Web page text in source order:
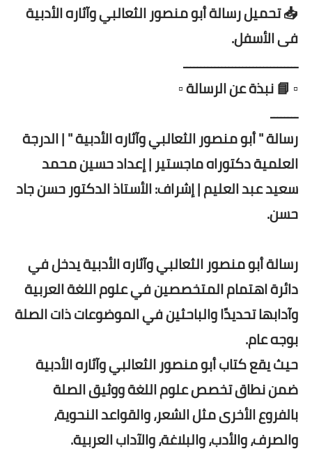
📥 تحميل رسالة أبو منصور الثعالبي وآثاره الأدبية
فى الأسفل.
ـــــــــــــــــــــــــــــــــ
▫️ 📘 نبذة عن الرسالة ▫️
ــــــــ
رسالة " أبو منصور الثعالبي وآثاره الأدبية " | الدرجة
العلمية دكتوراه ماجستير | إعداد حسين محمد
سعيد عبد العليم | إشراف: الأستاذ الدكتور حسن جاد
حسن.
رسالة أبو منصور الثعالبي وآثاره الأدبية يدخل في
دائرة اهتمام المتخصصين في علوم اللغة العربية
وآدابها تحديدًا والباحثين في الموضوعات ذات الصلة
بوجه عام.
حيث يقع كتاب أبو منصور الثعالبي وآثاره الأدبية
ضمن نطاق تخصص علوم اللغة ووثيق الصلة
بالفروع الأخرى مثل الشعر، والقواعد النحوية،
والصرف، والأدب، والبلاغة، والآداب العربية.